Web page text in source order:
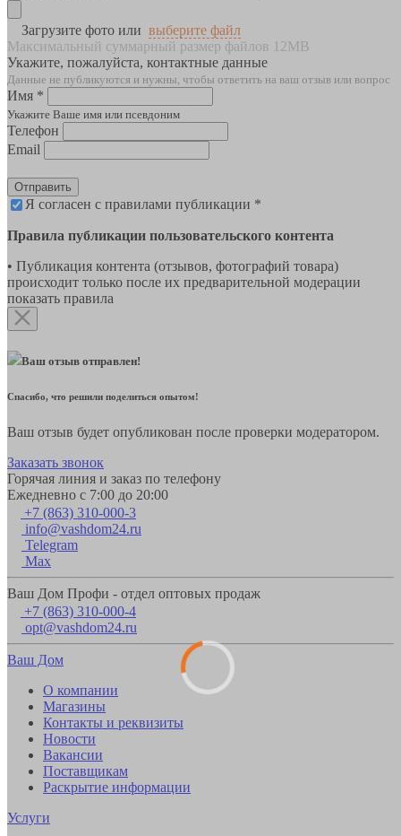
Загрузите фото или выберите файл
Максимальный суммарный размер файлов 12MB
Укажите, пожалуйста, контактные данные
Данные не публикуются и нужны, чтобы ответить на ваш отзыв или вопрос
Имя *
Укажите Ваше имя или псевдоним
Телефон
Email
Отправить
Я согласен с правилами публикации *
Правила публикации пользовательского контента
• Публикация контента (отзывов, фотографий товара)
происходит только после их предварительной модерации
показать правила
Ваш отзыв отправлен!
Спасибо, что решили поделиться опытом!
Ваш отзыв будет опубликован после проверки модератором.
Заказать звонок
Горячая линия и заказ по телефону
Ежедневно с 7:00 до 20:00
+7 (863) 310-000-3
info@vashdom24.ru
Telegram
Max
Ваш Дом Профи - отдел оптовых продаж
+7 (863) 310-000-4
opt@vashdom24.ru
Ваш Дом
О компании
Магазины
Контакты и реквизиты
Новости
Вакансии
Поставщикам
Раскрытие информации
Услуги